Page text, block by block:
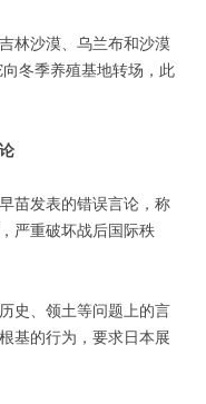
林沙漠、乌兰布和沙漠
冬季养殖基地转场，此
苗发表的错误言论，称
严重破坏战后国际秩
史、领土等问题上的言
基的行为，要求日本展